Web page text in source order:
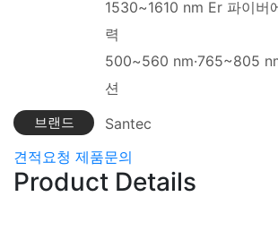
1530~1610 nm Er 파이버
력
500~560 nm·765~805
션
브랜드
Santec
견적요청 제품문의
Product Details